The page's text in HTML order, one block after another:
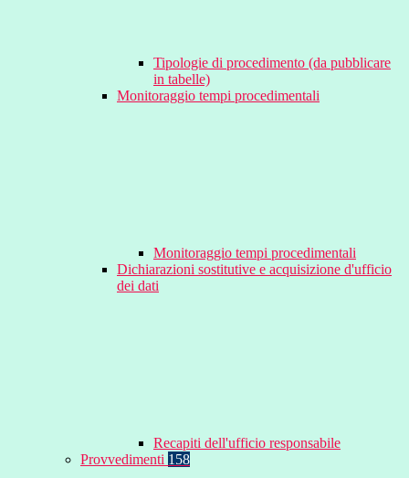
Tipologie di procedimento (da pubblicare
in tabelle)
Monitoraggio tempi procedimentali
Monitoraggio tempi procedimentali
Dichiarazioni sostitutive e acquisizione d'ufficio
dei dati
Recapiti dell'ufficio responsabile
Provvedimenti 158